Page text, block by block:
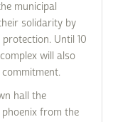
municipal
solidarity by
Until 10
will also
hall the
from the